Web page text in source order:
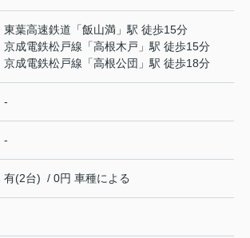
東葉高速鉄道 「飯山満 」駅 徒歩15分
京成電鉄松戸線 「高根木戸 」駅 徒歩15分
京成電鉄松戸線 「高根公団 」駅 徒歩18分
-
-
有(2台) / 0円 車種による